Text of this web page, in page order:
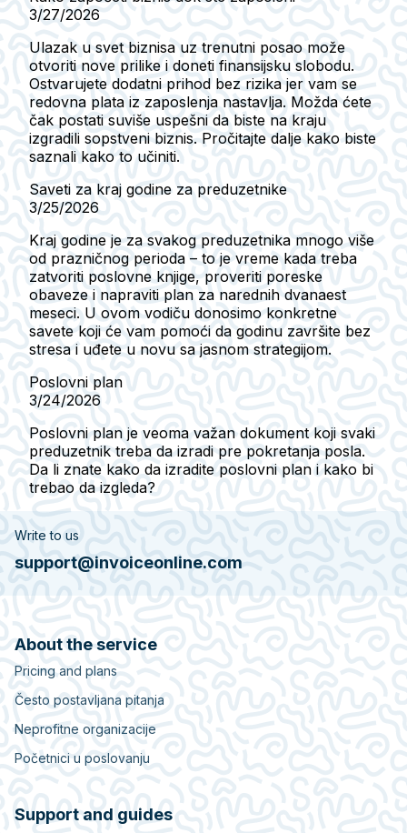
3/27/2026
Ulazak u svet biznisa uz trenutni posao može
otvoriti nove prilike i doneti finansijsku slobodu.
Ostvarujete dodatni prihod bez rizika jer vam se
redovna plata iz zaposlenja nastavlja. Možda ćete
čak postati suviše uspešni da biste na kraju
izgradili sopstveni biznis. Pročitajte dalje kako biste
saznali kako to učiniti.
Saveti za kraj godine za preduzetnike
3/25/2026
Kraj godine je za svakog preduzetnika mnogo više
od prazničnog perioda – to je vreme kada treba
zatvoriti poslovne knjige, proveriti poreske
obaveze i napraviti plan za narednih dvanaest
meseci. U ovom vodiču donosimo konkretne
savete koji će vam pomoći da godinu završite bez
stresa i uđete u novu sa jasnom strategijom.
Poslovni plan
3/24/2026
Poslovni plan je veoma važan dokument koji svaki
preduzetnik treba da izradi pre pokretanja posla.
Da li znate kako da izradite poslovni plan i kako bi
trebao da izgleda?
Write to us
support@invoiceonline.com
About the service
Pricing and plans
Često postavljana pitanja
Neprofitne organizacije
Početnici u poslovanju
Support and guides